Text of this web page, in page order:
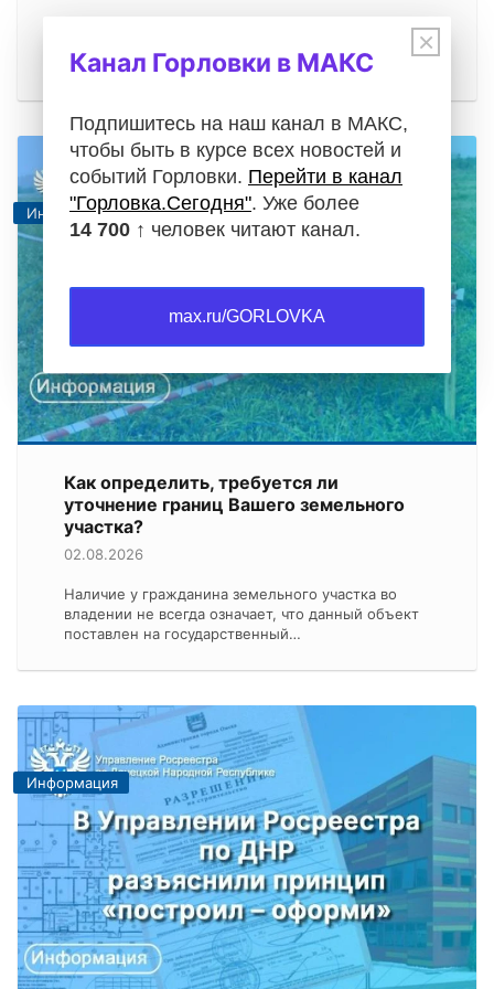
при покупке квартиры, регистрация…
Информация
Как определить, требуется ли
уточнение границ Вашего земельного
участка?
02.08.2026
Наличие у гражданина земельного участка во
владении не всегда означает, что данный объект
поставлен на государственный…
Информация
×
Канал Горловки в МАКС
Подпишитесь на наш канал в МАКС,
чтобы быть в курсе всех новостей и
событий Горловки. Перейти в канал
"Горловка.Сегодня". Уже более
14 700 ↑ человек читают канал.
max.ru/GORLOVKA